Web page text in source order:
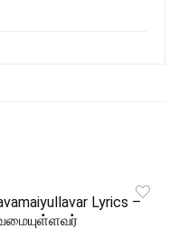
Lyrics –